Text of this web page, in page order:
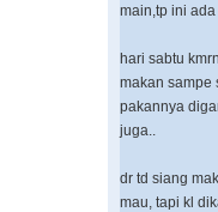
main,tp ini ada
hari sabtu
makan sampe
pakannya
juga..
dr td siang
mau, tapi kl